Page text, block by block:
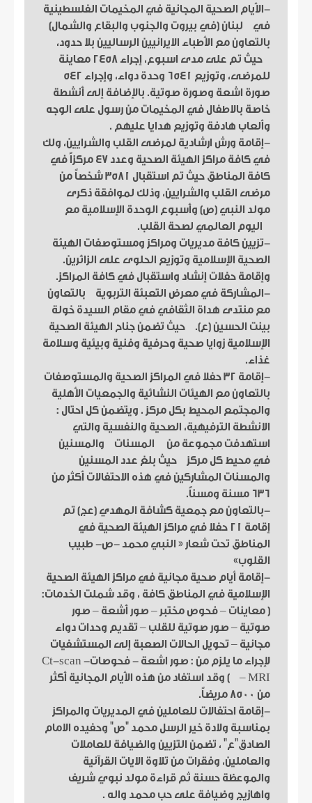
-الأيام الصحية المجانية في المخيمات الفلسطينية
في لبنان (في بيروت والجنوب والبقاع والشمال)
بالتعاون مع الأطباء الايرانيين الرساليين بلا حدود،
حيث تم على مدى اسبوع، إجراء 2458 معاينة
للمرضى، وتوزيع 6541 وحدة دواء، وإجراء 542
صورة اشعة وصورة صوتية. بالإضافة إلى أنشطة
خاصة بالاطفال في المخيمات من رسول على الوجه
وألعاب هادفة وتوزيع هدايا عليهم .
-إقامة ورش ارشادية لمرضى القلب والشرايين، ولك
في كافة مراكز الهيئة الصحية وعدد 47 مركزاً في
كافة المناطق حيث تم استقبال 3581 شخصاً من
مرضى القلب والشرايين، وذلك لموافقة ذكرى
مولد النبي (ص) وأسبوع الوحدة الإسلامية مع
اليوم العالمي لصحة القلب.
-تزيين كافة مديريات ومراكز ومستوصفات الهيئة
الصحية الإسلامية وتوزيع الحلوى على الزائرين.
وإقامة حفلات إنشاد واستقبال في كافة المراكز.
-المشاركة في معرض التعبئة التربوية بالتعاون
مع منتدى هداة الثقافي في مقام السيدة خولة
بينت الحسين (ع). حيث تضمن جناح الهيئة الصحية
الإسلامية زوايا صحية وحرفية وفنية وبيئية وسلامة
غذاء.
-إقامة 32 حفلا في المراكز الصحية والمستوصفات
بالتعاون مع الهيئات النشائية والجمعيات الأهلية
والمجتمع المحيط بكل مركز . ويتضمن كل احتال :
الانشطة الترفيهية، الصحية والنفسية والتي
استهدفت مجموعة من المسنات والمسنين
في محيط كل مركز حيث بلغ عدد المسنين
والمسنات المشاركين في هذه الاحتفالات أكثر من
636 مسنة ومسناً.
-بالتعاون مع جمعية كشافة المهدي (عج) تم
إقامة 21 حفلا في مراكز الهيئة الصحية في
المناطق تحت شعار « النبي محمد -ص- طبيب
القلوب»
-إقامة أيام صحية مجانية في مراكز الهيئة الصحية
الإسلامية في المناطق كافة ، وقد شملت الخدمات:
( معاينات – فحوص مختبر – صور أشعة – صور
صوتية – صور صوتية للقلب – تقديم وحدات دواء
مجانية – تحويل الحالات الصعبة إلى المستشفيات
لإجراء ما يلزم من : صور اشعة - فحوصات- Ct-scan
– MRI ) وقد استفاد من هذه الأيام المجانية أكثر
من 8500 مريضاً.
-إقامة احتفالات للعاملين في المديريات والمراكز
بمناسبة ولادة خير الرسل محمد "ص" وحفيده الامام
الصادق"ع" ، تضمن التزيين والضيافة للعاملات
والعاملين، وفقرات من تلاوة الايات القرآنية
والموعظة حسنة ثم قراءة مولد نبوي شريف
واهازيج وضيافة على حب محمد واله .